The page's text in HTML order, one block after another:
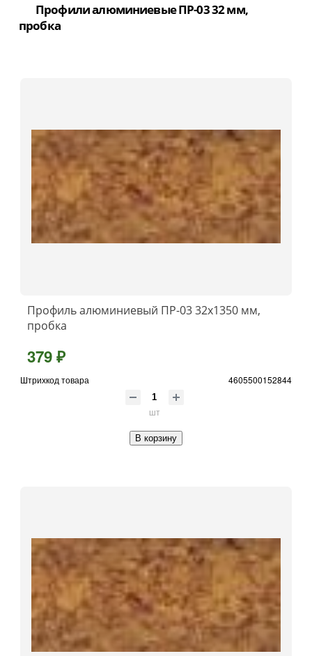
Профили алюминиевые ПР-03 32 мм,
пробка
Профиль алюминиевый ПР-03 32x1350 мм,
пробка
379 ₽
Штрихкод товара 4605500152844
шт
В корзину